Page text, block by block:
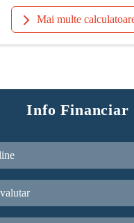
Mai multe
Info Financiar